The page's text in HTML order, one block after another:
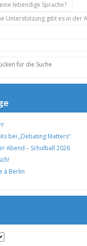
lebendige Sprache?
Unterstützung gibt es in der
bei „Debating Matters“
Abend – Schulball 2026
à Berlin